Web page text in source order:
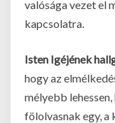
valósága vezet el
kapcsolatra.
Isten Igéjének
hogy az
mélyebb
fölolvasnak egy, a